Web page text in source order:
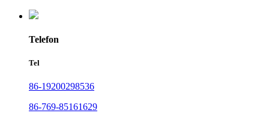
Telefon
Tel
86-19200298536
86-769-85161629